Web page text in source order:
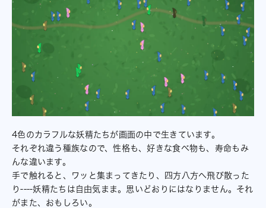
4色のカラフルな妖精たちが画面の中で生きています。
それぞれ違う種族なので、性格も、好きな食べ物も、寿命もみ
んな違います。
手で触れると、ワッと集まってきたり、四方八方へ飛び散った
り----妖精たちは自由気まま。思いどおりにはなりません。それ
がまた、おもしろい。